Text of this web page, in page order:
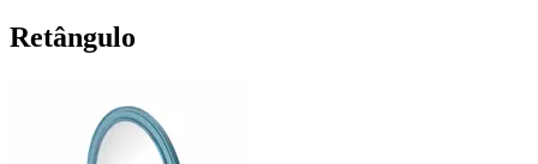
Retângulo